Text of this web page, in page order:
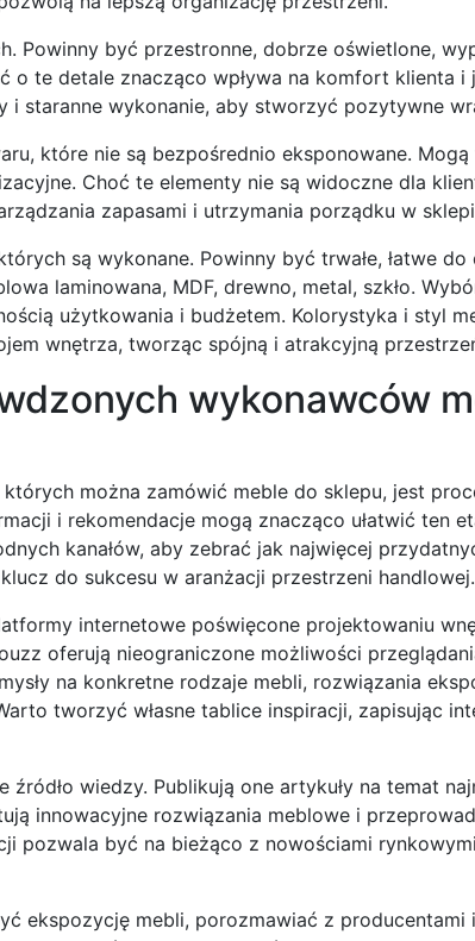
Powinny być przestronne, dobrze oświetlone,
o te detale znacząco wpływa na komfort klienta i
i staranne wykonanie, aby stworzyć pozytywne
które nie są bezpośrednio eksponowane.
Choć te elementy nie są widoczne dla
zapasami i utrzymania porządku w
są wykonane. Powinny być trwałe, łatwe do
laminowana, MDF, drewno, metal, szkło.
użytkowania i budżetem. Kolorystyka i styl
wnętrza, tworząc spójną i atrakcyjną
wykonawców
można zamówić meble do sklepu, jest
i rekomendacje mogą znacząco ułatwić ten
kanałów, aby zebrać jak najwięcej
do sukcesu w aranżacji przestrzeni handlowej.
internetowe poświęcone projektowaniu
oferują nieograniczone możliwości
na konkretne rodzaje mebli, rozwiązania
tworzyć własne tablice inspiracji, zapisując
wiedzy. Publikują one artykuły na temat
innowacyjne rozwiązania meblowe i
pozwala być na bieżąco z nowościami
ekspozycję mebli, porozmawiać z producentami